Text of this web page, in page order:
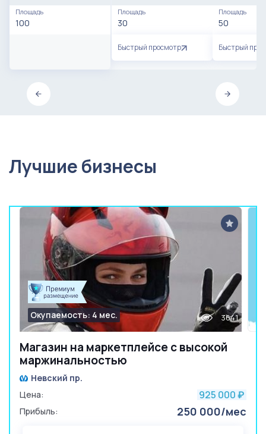
Площадь
100
Площадь
30
Быстрый просмотр
Площадь
50
Быстрый
Лучшие бизнесы
Магазин на маркетплейсе с высокой
маржинальностью
Окупаемость: 4 мес. 3641
Невский пр.
Цена:
925 000 ₽
Прибыль: 250 000/мес